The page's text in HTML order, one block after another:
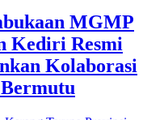
MGMP
Kediri Resmi
Kolaborasi